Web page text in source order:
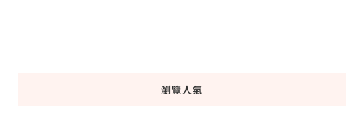
瀏覽人氣